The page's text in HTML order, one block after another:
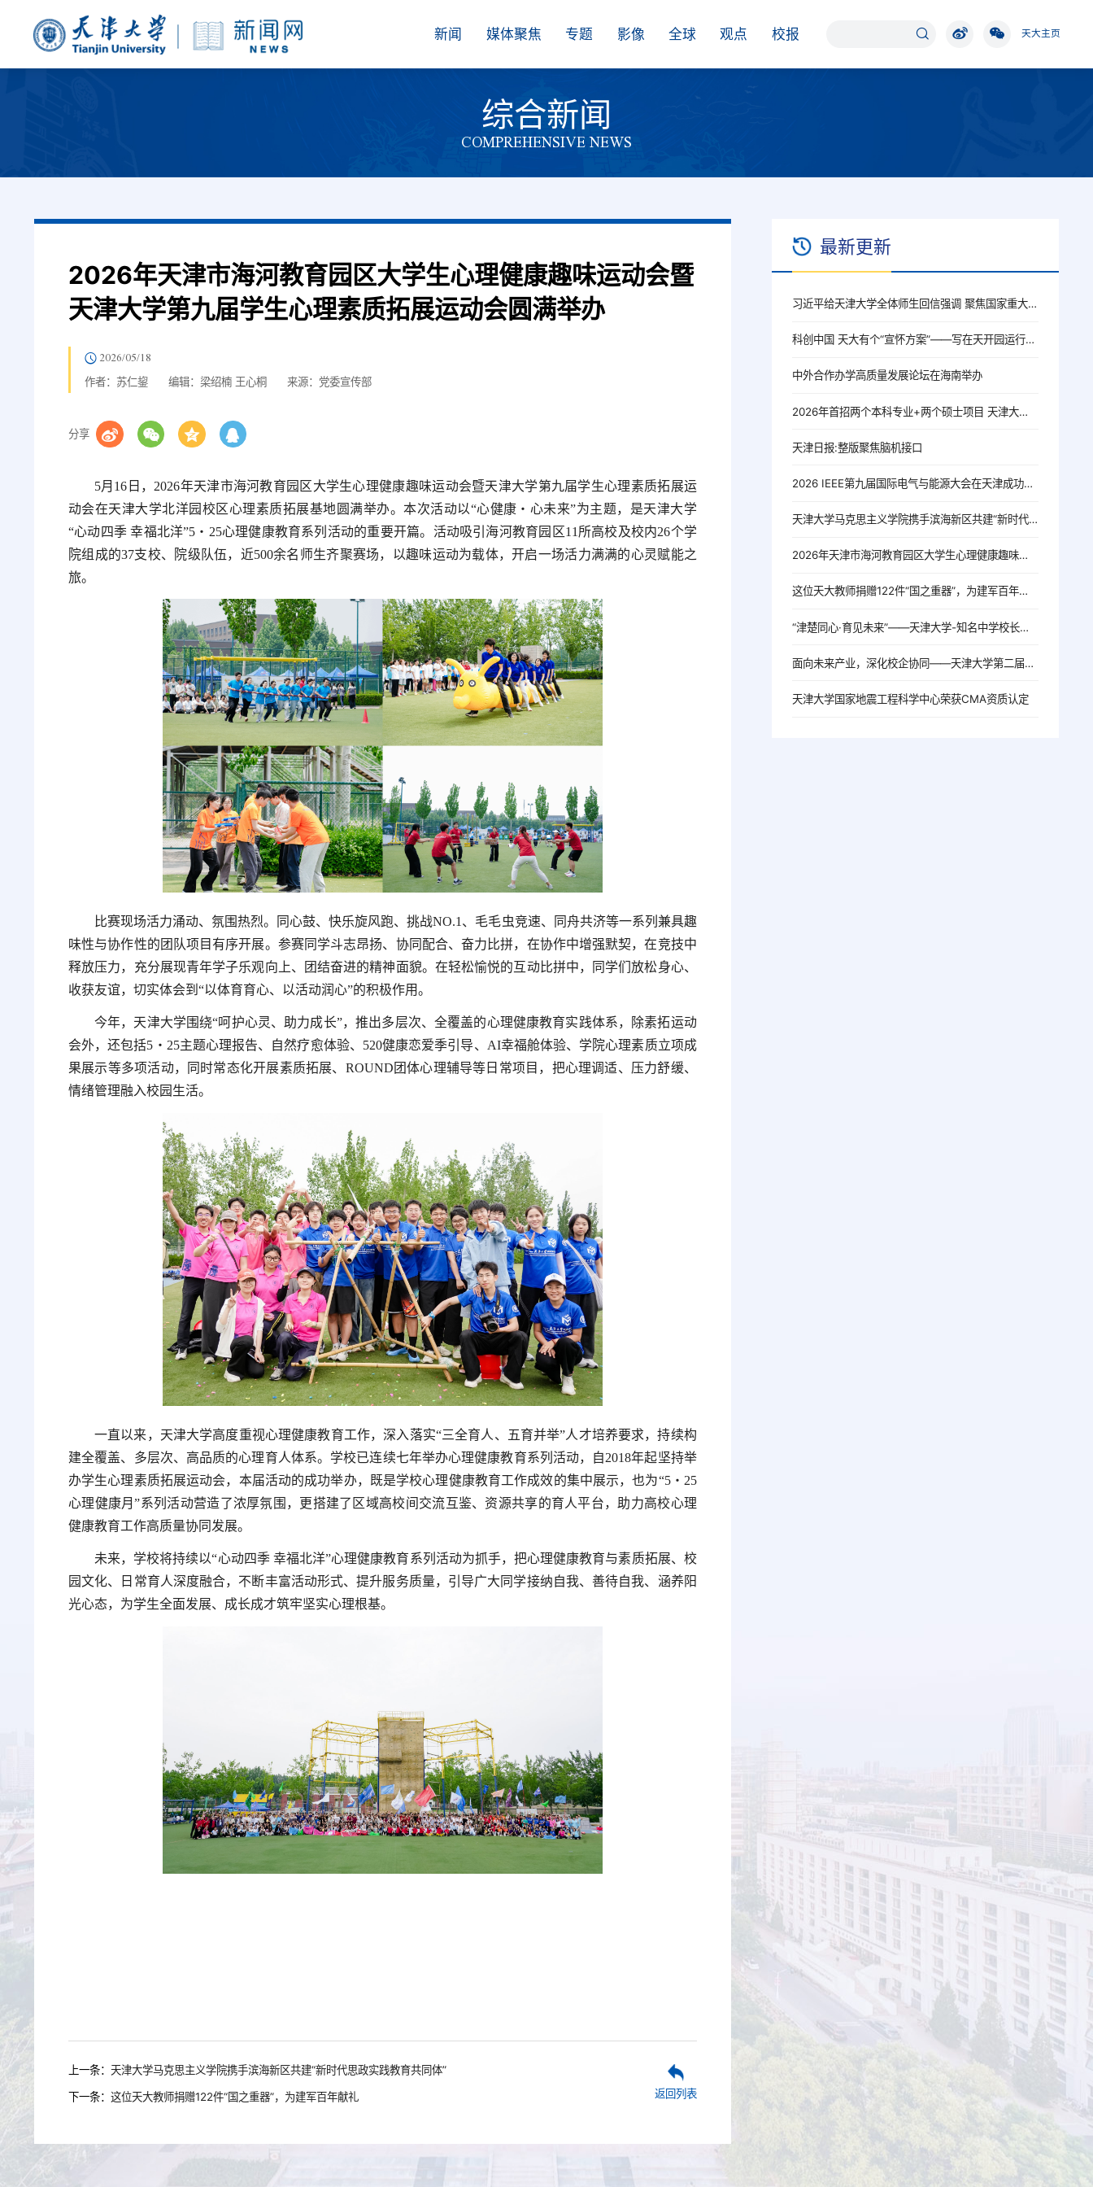
新闻 媒体聚焦 专题 影像 全球 观点 校报 天大主页
综合新闻
COMPREHENSIVE NEWS
2026年天津市海河教育园区大学生心理健康趣味运动会暨
天津大学第九届学生心理素质拓展运动会圆满举办
2026/05/18
作者：苏仁鋆 编辑：梁绍楠 王心桐 来源：党委宣传部
分享
5月16日，2026年天津市海河教育园区大学生心理健康趣味运动会暨天津大学第九届学生心理素质拓展运
动会在天津大学北洋园校区心理素质拓展基地圆满举办。本次活动以“心健康・心未来”为主题，是天津大学
“心动四季 幸福北洋”5・25心理健康教育系列活动的重要开篇。活动吸引海河教育园区11所高校及校内26个学
院组成的37支校、院级队伍，近500余名师生齐聚赛场，以趣味运动为载体，开启一场活力满满的心灵赋能之
旅。
比赛现场活力涌动、氛围热烈。同心鼓、快乐旋风跑、挑战NO.1、毛毛虫竞速、同舟共济等一系列兼具趣
味性与协作性的团队项目有序开展。参赛同学斗志昂扬、协同配合、奋力比拼，在协作中增强默契，在竞技中
释放压力，充分展现青年学子乐观向上、团结奋进的精神面貌。在轻松愉悦的互动比拼中，同学们放松身心、
收获友谊，切实体会到“以体育育心、以活动润心”的积极作用。
今年，天津大学围绕“呵护心灵、助力成长”，推出多层次、全覆盖的心理健康教育实践体系，除素拓运动
会外，还包括5・25主题心理报告、自然疗愈体验、520健康恋爱季引导、AI幸福舱体验、学院心理素质立项成
果展示等多项活动，同时常态化开展素质拓展、ROUND团体心理辅导等日常项目，把心理调适、压力舒缓、
情绪管理融入校园生活。
一直以来，天津大学高度重视心理健康教育工作，深入落实“三全育人、五育并举”人才培养要求，持续构
建全覆盖、多层次、高品质的心理育人体系。学校已连续七年举办心理健康教育系列活动，自2018年起坚持举
办学生心理素质拓展运动会，本届活动的成功举办，既是学校心理健康教育工作成效的集中展示，也为“5・25
心理健康月”系列活动营造了浓厚氛围，更搭建了区域高校间交流互鉴、资源共享的育人平台，助力高校心理
健康教育工作高质量协同发展。
未来，学校将持续以“心动四季 幸福北洋”心理健康教育系列活动为抓手，把心理健康教育与素质拓展、校
园文化、日常育人深度融合，不断丰富活动形式、提升服务质量，引导广大同学接纳自我、善待自我、涵养阳
光心态，为学生全面发展、成长成才筑牢坚实心理根基。
上一条： 天津大学马克思主义学院携手滨海新区共建“新时代思政实践教育共同体”
下一条： 这位天大教师捐赠122件“国之重器”，为建军百年献礼 返回列表
最新更新
习近平给天津大学全体师生回信强调 聚焦国家重大战略需求提高人才培养质量 更好服务经济社会发展
科创中国 天大有个“宣怀方案”——写在天开园运行三周年
中外合作办学高质量发展论坛在海南举办
2026年首招两个本科专业+两个硕士项目 天津大学海南国际校区亮相
天津日报:整版聚焦脑机接口
2026 IEEE第九届国际电气与能源大会在天津成功召开
天津大学马克思主义学院携手滨海新区共建“新时代思政实践教育共同体”
2026年天津市海河教育园区大学生心理健康趣味运动会暨天津大学第九届学生心理素质拓展运动会圆满举办
这位天大教师捐赠122件“国之重器”，为建军百年献礼
“津楚同心·育见未来”——天津大学-知名中学校长论坛系列交流活动在武汉举行
面向未来产业，深化校企协同——天津大学第二届具身智能科技与产业发展大会在杭举行
天津大学国家地震工程科学中心荣获CMA资质认定